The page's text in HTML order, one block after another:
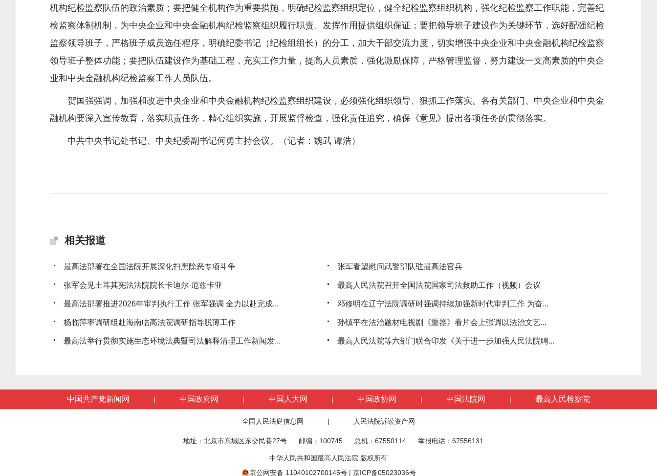
机构纪检监察队伍的政治素质；要把健全机构作为重要措施，明确纪检监察组织定位，健全纪检监察组织机构，强化纪检监察工作职能，完善纪
检监察体制机制，为中央企业和中央金融机构纪检监察组织履行职责、发挥作用提供组织保证；要把领导班子建设作为关键环节，选好配强纪检
监察领导班子，严格班子成员选任程序，明确纪委书记（纪检组组长）的分工，加大干部交流力度，切实增强中央企业和中央金融机构纪检监察
领导班子整体功能；要把队伍建设作为基础工程，充实工作力量，提高人员素质，强化激励保障，严格管理监督，努力建设一支高素质的中央企
业和中央金融机构纪检监察工作人员队伍。
贺国强强调，加强和改进中央企业和中央金融机构纪检监察组织建设，必须强化组织领导、狠抓工作落实。各有关部门、中央企业和中央金
融机构要深入宣传教育，落实职责任务，精心组织实施，开展监督检查，强化责任追究，确保《意见》提出各项任务的贯彻落实。
中共中央书记处书记、中央纪委副书记何勇主持会议。（记者：魏武 谭浩）
相关报道
最高法部署在全国法院开展深化扫黑除恶专项斗争 张军看望慰问武警部队驻最高法官兵
张军会见土耳其宪法法院院长卡迪尔·厄兹卡亚 最高人民法院召开全国法院国家司法救助工作（视频）会议
最高法部署推进2026年审判执行工作 张军强调 全力以赴完成... 邓修明在辽宁法院调研时强调持续加强新时代审判工作 为奋...
杨临萍率调研组赴海南临高法院调研指导脱薄工作 孙镇平在法治题材电视剧《重器》看片会上强调以法治文艺...
最高法举行贯彻实施生态环境法典暨司法解释清理工作新闻发... 最高人民法院等六部门联合印发《关于进一步加强人民法院聘...
中国共产党新闻网 | 中国政府网 | 中国人大网 | 中国政协网 | 中国法院网 | 最高人民检察院
全国人民法庭信息网 | 人民法院诉讼资产网
地址：北京市东城区东交民巷27号 邮编：100745 总机：67550114 举报电话：67556131
中华人民共和国最高人民法院 版权所有
京公网安备 11040102700145号 | 京ICP备05023036号